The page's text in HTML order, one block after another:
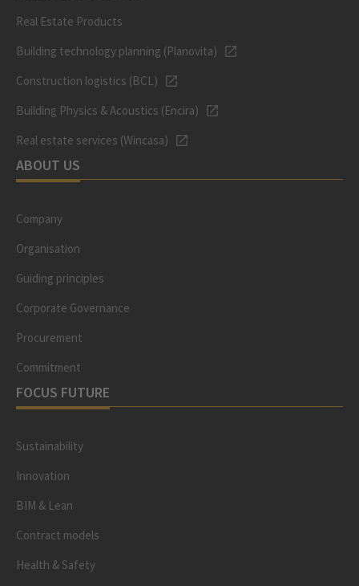
Real Estate Products
Building technology planning (Planovita)
Construction logistics (BCL)
Building Physics & Acoustics (Encira)
Real estate services (Wincasa)
ABOUT US
Company
Organisation
Guiding principles
Corporate Governance
Procurement
Commitment
FOCUS FUTURE
Sustainability
Innovation
BIM & Lean
Contract models
Health & Safety